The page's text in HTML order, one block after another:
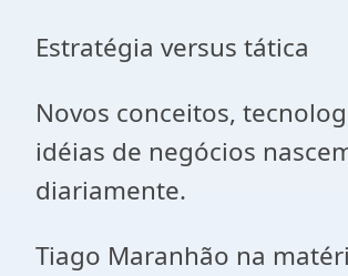
Estratégia versus tática
Novos conceitos,
idéias de negócios
diariamente.
Tiago Maranhão na